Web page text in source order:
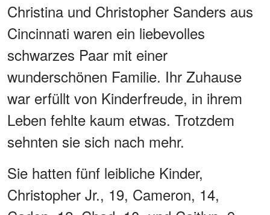
Christina und Christopher Sanders aus
Cincinnati waren ein liebevolles
schwarzes Paar mit einer
wunderschönen Familie. Ihr Zuhause
war erfüllt von Kinderfreude, in ihrem
Leben fehlte kaum etwas. Trotzdem
sehnten sie sich nach mehr.
Sie hatten fünf leibliche Kinder,
Christopher Jr., 19, Cameron, 14,